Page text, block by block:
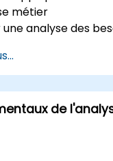
métier
une analyse des
des techniques
d'identifier les
et les opportunités
plans efficaces
de